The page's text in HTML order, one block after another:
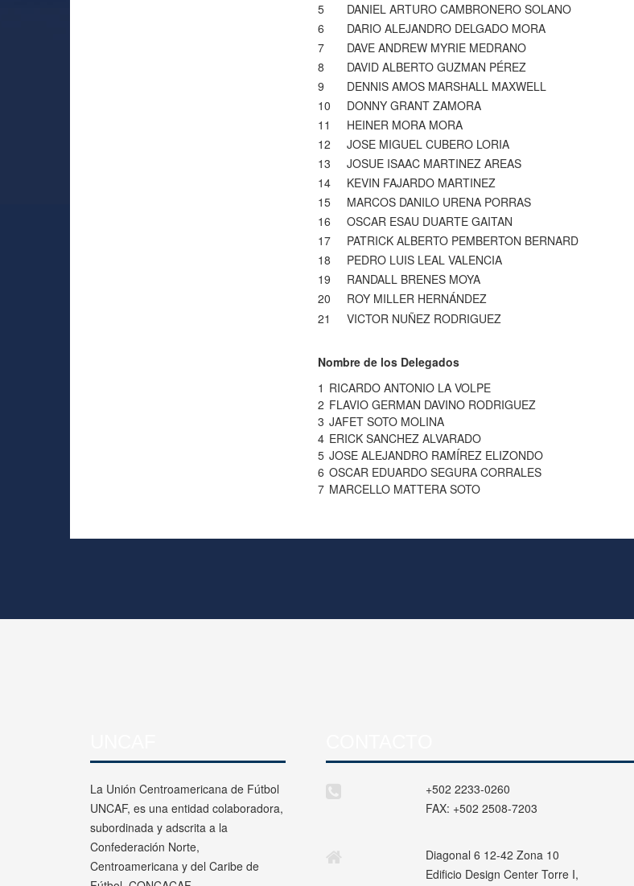
5
DANIEL ARTURO CAMBRONERO SOLANO
6
DARIO ALEJANDRO DELGADO MORA
7
DAVE ANDREW MYRIE MEDRANO
8
DAVID ALBERTO GUZMAN PÉREZ
9
DENNIS AMOS MARSHALL MAXWELL
10
DONNY GRANT ZAMORA
11
HEINER MORA MORA
12
JOSE MIGUEL CUBERO LORIA
13
JOSUE ISAAC MARTINEZ AREAS
14
KEVIN FAJARDO MARTINEZ
15
MARCOS DANILO URENA PORRAS
16
OSCAR ESAU DUARTE GAITAN
17
PATRICK ALBERTO PEMBERTON BERNARD
18
PEDRO LUIS LEAL VALENCIA
19
RANDALL BRENES MOYA
20
ROY MILLER HERNÁNDEZ
21
VICTOR NUÑEZ RODRIGUEZ
Nombre de los Delegados
1 RICARDO ANTONIO LA VOLPE
2 FLAVIO GERMAN DAVINO RODRIGUEZ
3 JAFET SOTO MOLINA
4 ERICK SANCHEZ ALVARADO
5 JOSE ALEJANDRO RAMÍREZ ELIZONDO
6 OSCAR EDUARDO SEGURA CORRALES
7 MARCELLO MATTERA SOTO
La Unión Centroamericana de Fútbol
UNCAF, es una entidad colaboradora,
subordinada y adscrita a la
Confederación Norte,
Centroamericana y del Caribe de
+502 2233-0260
FAX: +502 2508-7203
Diagonal 6 12-42 Zona 10
Edificio Design Center Torre I,